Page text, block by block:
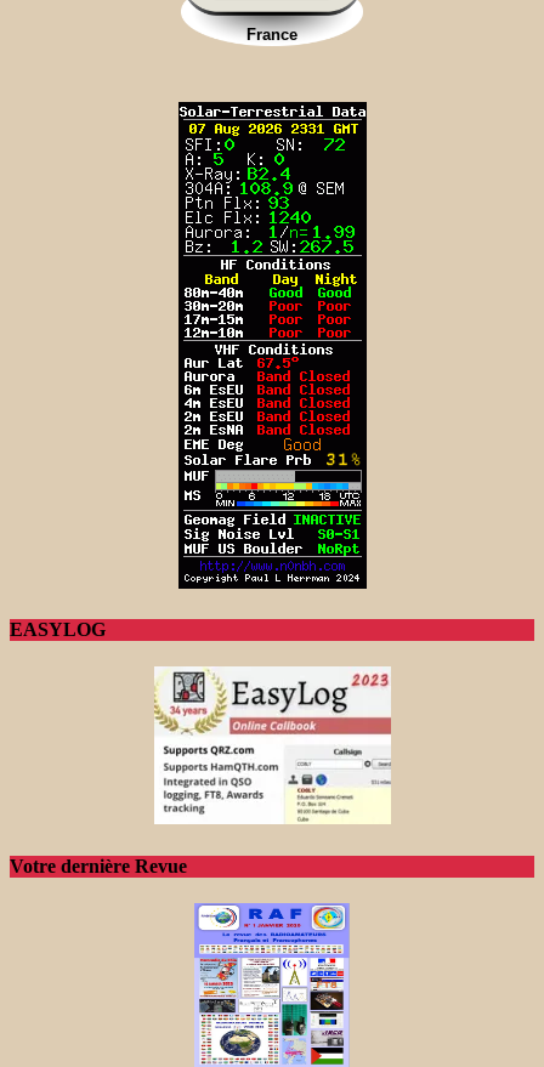
EASYLOG
Votre dernière Revue